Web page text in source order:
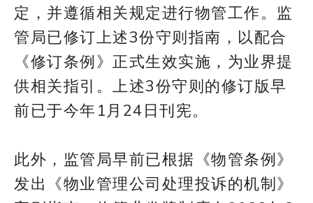
定，并遵循相关规定进行物管工作。监
管局已修订上述3份守则指南，以配合
《修订条例》正式生效实施，为业界提
供相关指引。上述3份守则的修订版早
前已于今年1月24日刊宪。
此外，监管局早前已根据《物管条例》
发出《物业管理公司处理投诉的机制》